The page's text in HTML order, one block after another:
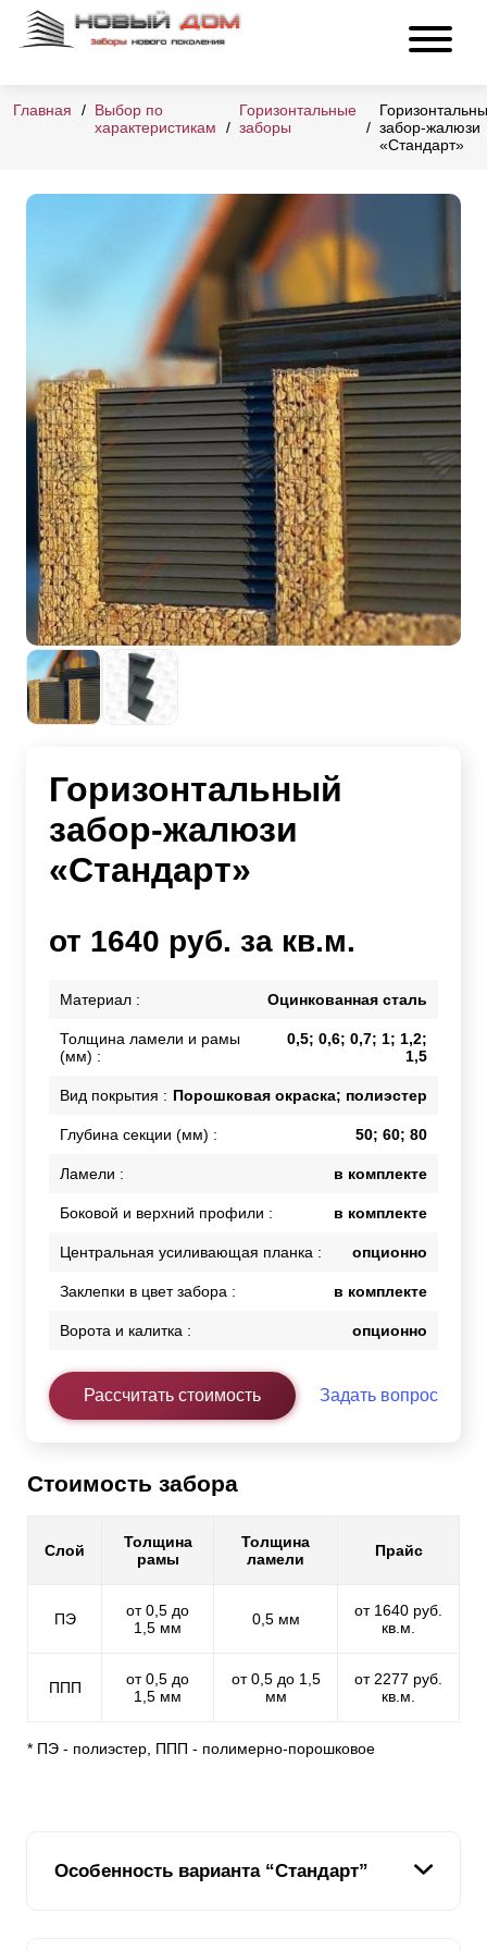
Главная
Выбор по
характеристикам
Горизонтальные
заборы
забор-жалюзи
«Стандарт»
Горизонтальный
забор-жалюзи
«Стандарт»
от 1640 руб. за кв.м.
Материал : Оцинкованная сталь
Толщина ламели и рамы
(мм) :
0,5; 0,6; 0,7; 1; 1,2;
1,5
Вид покрытия : Порошковая окраска; полиэстер
Глубина секции (мм) : 50; 60; 80
Ламели : в комплекте
Боковой и верхний профили : в комплекте
Центральная усиливающая планка : опционно
Заклепки в цвет забора : в комплекте
Ворота и калитка : опционно
Рассчитать стоимость Задать вопрос
Стоимость забора
Слой
Толщина
рамы
Толщина
ламели
Прайс
ПЭ
от 0,5 до
1,5 мм
0,5 мм
от 1640 руб.
кв.м.
ППП
от 0,5 до
1,5 мм
от 0,5 до 1,5
мм
от 2277 руб.
кв.м.
* ПЭ - полиэстер, ППП - полимерно-порошковое
Особенность варианта “Стандарт”